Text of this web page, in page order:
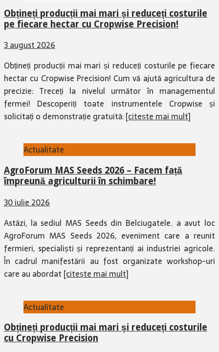
Obțineți producții mai mari și reduceți costurile
pe fiecare hectar cu Cropwise Precision!
3 august 2026
Obțineți producții mai mari și reduceți costurile pe fiecare
hectar cu Cropwise Precision! Cum vă ajută agricultura de
precizie: Treceți la nivelul următor în managementul
fermei! Descoperiți toate instrumentele Cropwise și
solicitați o demonstrație gratuită:[citește mai mult]
Actualitate
AgroForum MAS Seeds 2026 – Facem față
împreună agriculturii în schimbare!
30 iulie 2026
Astăzi, la sediul MAS Seeds din Belciugatele. a avut loc
AgroForum MAS Seeds 2026, eveniment care a reunit
fermieri, specialiști și reprezentanți ai industriei agricole.
În cadrul manifestării au fost organizate workshop-uri
care au abordat [citește mai mult]
Actualitate
Obțineți producții mai mari și reduceți costurile
cu Cropwise Precision